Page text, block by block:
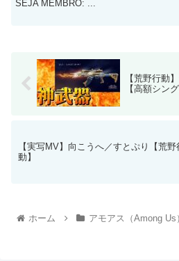
SEJA MEMBRO: ...
【荒野行動
【高額シング
【実写MV】向こうへ／すとぷり【荒野
動】
ホーム アモアス（Among Us